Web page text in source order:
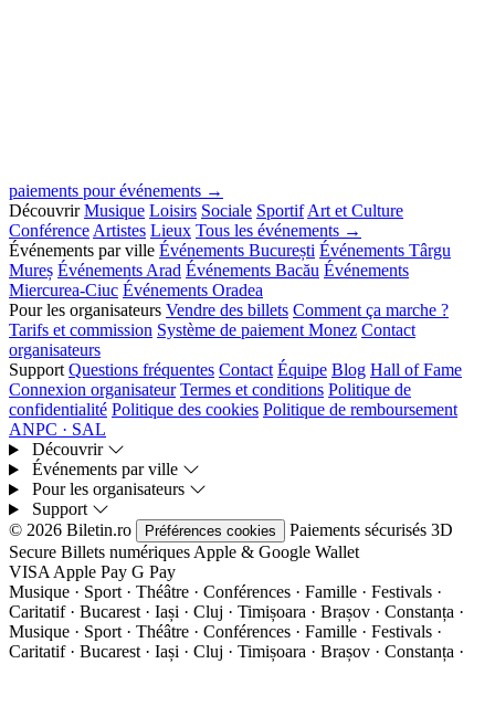
paiements pour événements →
Découvrir Musique Loisirs Sociale SportifArt et Culture
ConférenceArtistes Lieux Tous les événements →
Événements par ville Événements București Événements Târgu
Mureș Événements Arad Événements Bacău Événements
Miercurea-Ciuc Événements Oradea
Pour les organisateurs Vendre des billets Comment ça marche ?
Tarifs et commission Système de paiement Monez Contact
organisateurs
Support Questions fréquentes Contact Équipe Blog Hall of Fame
Connexion organisateur Termes et conditions Politique de
confidentialité Politique des cookies Politique de remboursement
ANPC · SAL
Découvrir
Événements par ville
Pour les organisateurs
Support
© 2026 Biletin.ro
Préférences cookies Paiements sécurisés 3D
Secure Billets numériquesApple & Google Wallet
VISAApple Pay G Pay
Musique · Sport · Théâtre · Conférences · Famille · Festivals ·
Caritatif · Bucarest · Iași · Cluj · Timișoara · Brașov · Constanța ·
Musique · Sport · Théâtre · Conférences · Famille · Festivals ·
Caritatif · Bucarest · Iași · Cluj · Timișoara · Brașov · Constanța ·